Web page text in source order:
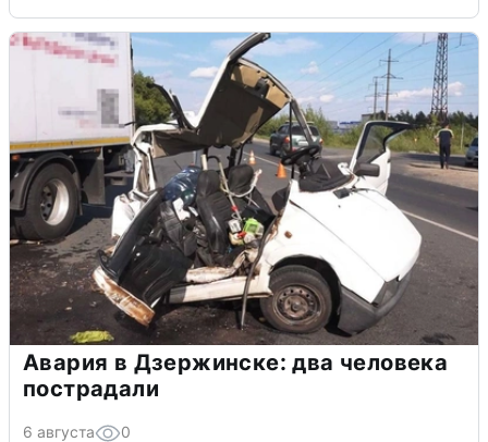
Авария в Дзержинске: два человека
пострадали
6 августа 0